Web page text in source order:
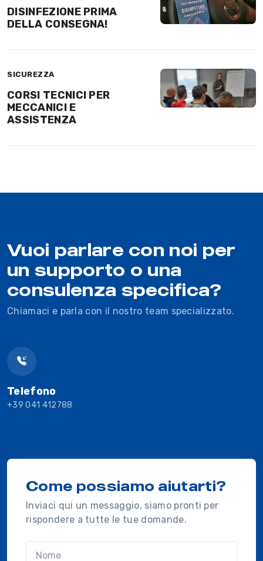
DISINFEZIONE PRIMA
DELLA CONSEGNA!
SICUREZZA
CORSI TECNICI PER
MECCANICI E
ASSISTENZA
Vuoi parlare con noi per
un supporto o una
consulenza specifica?
Chiamaci e parla con il nostro team specializzato.
Telefono
+39 041 412788
Come possiamo aiutarti?
Inviaci qui un messaggio, siamo pronti per
rispondere a tutte le tue domande.